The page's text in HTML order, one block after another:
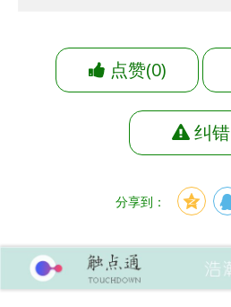
点赞(0)
纠错
分享到：